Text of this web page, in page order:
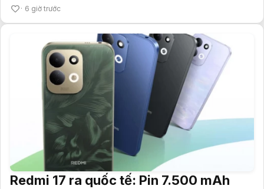
6 giờ trước
Redmi 17 ra quốc tế: Pin 7.500 mAh